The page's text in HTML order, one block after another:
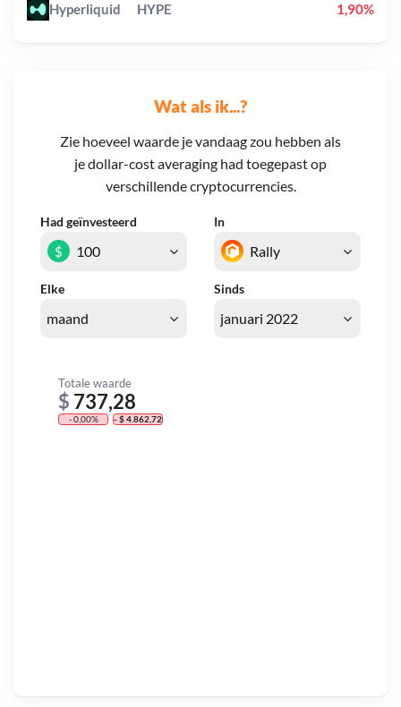
Wat als ik...?
Zie hoeveel waarde je vandaag zou hebben als
je dollar-cost averaging had toegepast op
verschillende cryptocurrencies.
Had geïnvesteerd In
Elke Sinds
$
Totale waarde
$ 737,28
- 0,00% - $ 4.862,72
Hyperliquid HYPE 1,90%